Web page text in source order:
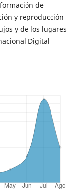
de
y reproducción
y de los lugares
Digital